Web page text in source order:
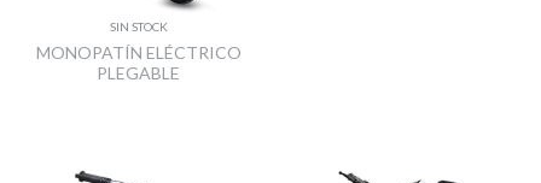
SIN STOCK
MONOPATÍN ELÉCTRICO
PLEGABLE